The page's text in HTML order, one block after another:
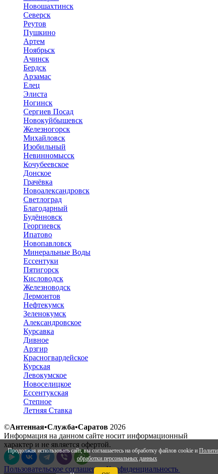
Продолжая использовать сайт, вы соглашаетесь на обработку файлов cookie и
обработки персональных данных
Новошахтинск
Северск
Реутов
Пушкино
Артем
Ноябрьск
Ачинск
Бердск
Арзамас
Елец
Элиста
Ногинск
Сергиев Посад
Новокуйбышевск
Железногорск
Михайловск
Изобильный
Невинномысск
Кочубеевское
Донское
Грачёвка
Новоалександровск
Светлоград
Благодарный
Будённовск
Георгиевск
Ипатово
Новопавловск
Минеральные Воды
Ессентуки
Пятигорск
Кисловодск
Железноводск
Лермонтов
Нефтекумск
Зеленокумск
Александровское
Курсавка
Дивное
Арзгир
Красногвардейское
Курская
Левокумское
Новоселицкое
Ессентукская
Степное
Летняя Ставка
©Антенная•Служба•Саратов 2026
Информация на данном сайте носит информационный
характер и не является офертой.
Пользовательское соглашение Конфиденциальность